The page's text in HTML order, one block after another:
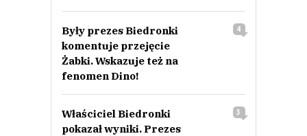
Były prezes Biedronki
komentuje przejęcie
Żabki. Wskazuje też na
fenomen Dino!
4
Właściciel Biedronki
pokazał wyniki. Prezes
3